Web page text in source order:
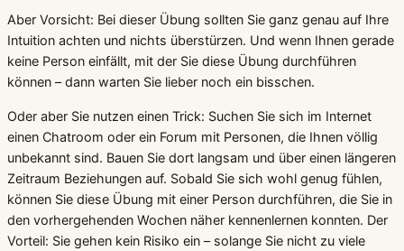
Aber Vorsicht: Bei dieser Übung sollten Sie ganz genau auf Ihre
Intuition achten und nichts überstürzen. Und wenn Ihnen gerade
keine Person einfällt, mit der Sie diese Übung durchführen
können – dann warten Sie lieber noch ein bisschen.
Oder aber Sie nutzen einen Trick: Suchen Sie sich im Internet
einen Chatroom oder ein Forum mit Personen, die Ihnen völlig
unbekannt sind. Bauen Sie dort langsam und über einen längeren
Zeitraum Beziehungen auf. Sobald Sie sich wohl genug fühlen,
können Sie diese Übung mit einer Person durchführen, die Sie in
den vorhergehenden Wochen näher kennenlernen konnten. Der
Vorteil: Sie gehen kein Risiko ein – solange Sie nicht zu viele